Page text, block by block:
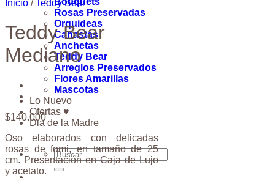
Rosas Preservadas
Orquideas
Canastas
Anchetas
Teddy Bear
Arreglos Preservados
Flores Amarillas
Mascotas
Lo Nuevo
Ofertas ♥
Dia de la Madre
Buscar
por:
Inicio / Teddy Bear
Teddy Bear
Mediano
$140.000
Oso elaborados con delicadas
rosas de fomi, en tamaño de 25
cm. Presentación en Caja de Lujo
y acetato.